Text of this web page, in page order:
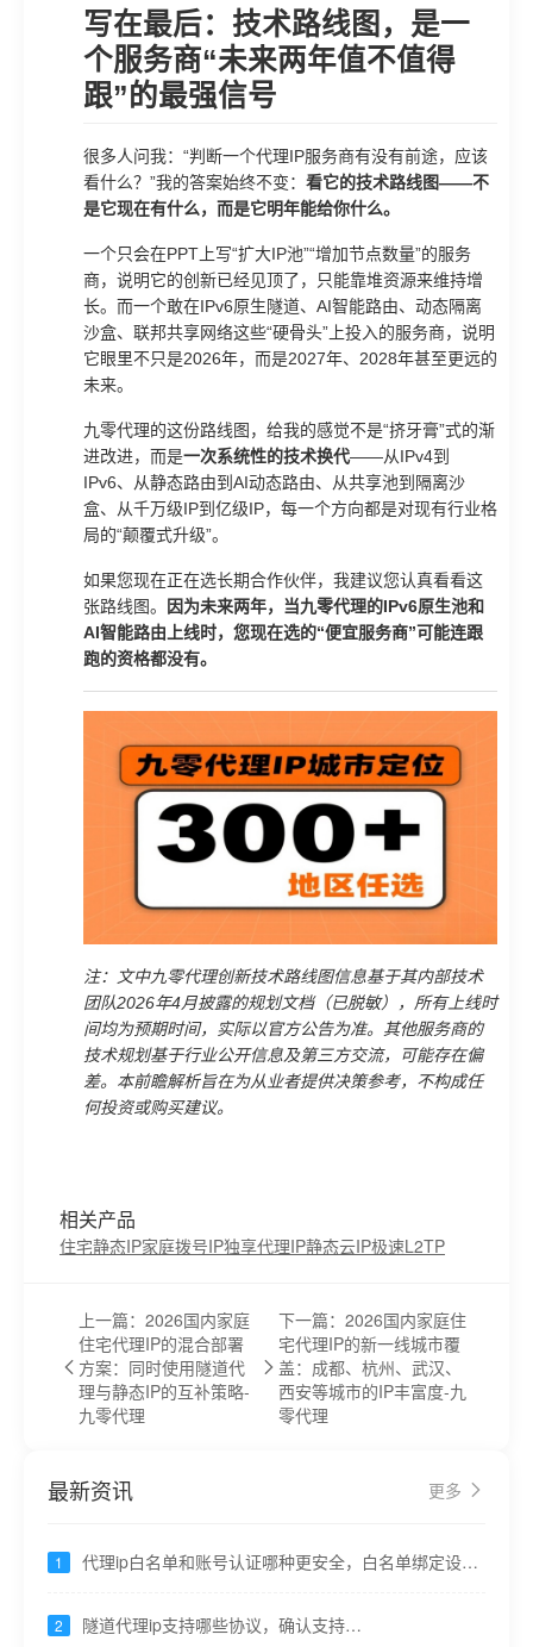
写在最后：技术路线图，是一
个服务商“未来两年值不值得
跟”的最强信号
很多人问我：“判断一个代理IP服务商有没有前途，应该
看什么？”我的答案始终不变： 看它的技术路线图——不
是它现在有什么，而是它明年能给你什么。
一个只会在PPT上写“扩大IP池”“增加节点数量”的服务
商，说明它的创新已经见顶了，只能靠堆资源来维持增
长。而一个敢在IPv6原生隧道、AI智能路由、动态隔离
沙盒、联邦共享网络这些“硬骨头”上投入的服务商，说明
它眼里不只是2026年，而是2027年、2028年甚至更远的
未来。
九零代理的这份路线图，给我的感觉不是“挤牙膏”式的渐
进改进，而是一次系统性的技术换代——从IPv4到
IPv6、从静态路由到AI动态路由、从共享池到隔离沙
盒、从千万级IP到亿级IP，每一个方向都是对现有行业格
局的“颠覆式升级”。
如果您现在正在选长期合作伙伴，我建议您认真看看这
张路线图。
因为未来两年，当九零代理的IPv6原生池和
AI智能路由上线时，您现在选的“便宜服务商”可能连跟
跑的资格都没有。
注：文中九零代理创新技术路线图信息基于其内部技术
团队2026年4月披露的规划文档（已脱敏），所有上线时
间均为预期时间，实际以官方公告为准。其他服务商的
技术规划基于行业公开信息及第三方交流，可能存在偏
差。本前瞻解析旨在为从业者提供决策参考，不构成任
何投资或购买建议。
相关产品
住宅静态IP家庭拨号IP独享代理IP静态云IP极速L2TP
上一篇：2026国内家庭
住宅代理IP的混合部署
方案：同时使用隧道代
理与静态IP的互补策略-
九零代理
下一篇：2026国内家庭住
宅代理IP的新一线城市覆
盖：成都、杭州、武汉、
西安等城市的IP丰富度-九
零代理
最新资讯 更多
1
代理ip白名单和账号认证哪种更安全，白名单绑定设
2
隧道代理ip支持哪些协议，确认支持